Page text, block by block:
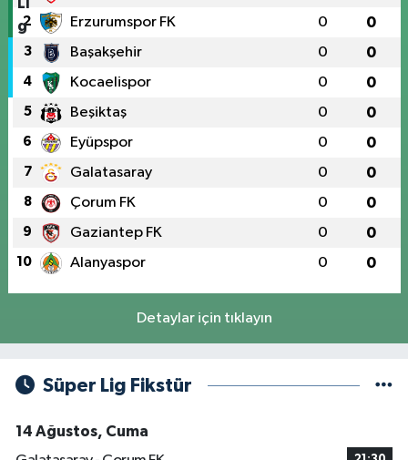
2 Erzurumspor FK 0 0
3 Başakşehir 0 0
4 Kocaelispor 0 0
5 Beşiktaş 0 0
6 Eyüpspor 0 0
7 Galatasaray 0 0
8 Çorum FK 0 0
9 Gaziantep FK 0 0
10 Alanyaspor 0 0
Detaylar için tıklayın
Süper Lig Fikstür
14 Ağustos, Cuma